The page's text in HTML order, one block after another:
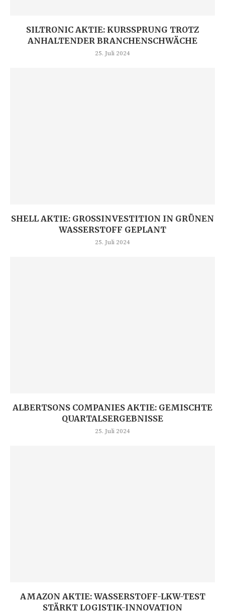
SILTRONIC AKTIE: KURSSPRUNG TROTZ
ANHALTENDER BRANCHENSCHWÄCHE
25. Juli 2024
SHELL AKTIE: GROSSINVESTITION IN GRÜNEN W
ASSERSTOFF GEPLANT
25. Juli 2024
ALBERTSONS COMPANIES AKTIE: GEMISCHTE
QUARTALSERGEBNISSE
25. Juli 2024
AMAZON AKTIE: WASSERSTOFF-LKW-TEST
STÄRKT LOGISTIK-INNOVATION